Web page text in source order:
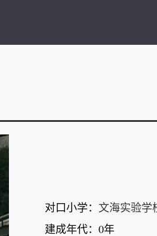
对口小学： 文海实验学
建成年代：0年